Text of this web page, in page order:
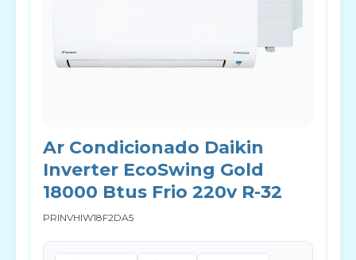
Ar Condicionado Daikin
Inverter EcoSwing Gold
18000 Btus Frio 220v R-32
PRINVHIW18F2DA5